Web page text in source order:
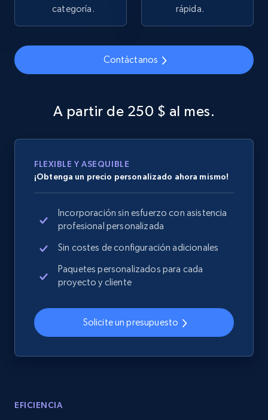
Sku, Product id, Product name, Manufacturer,
Home Depot US - Discover products by
and more.
specified UPC
Sku, Product id, Product name, Manufacturer,
and more.
Home Depot US - Discovery products by
categoría.
rápida.
Contáctanos
A partir de 250 $ al mes.
FLEXIBLE Y ASEQUIBLE
¡Obtenga un precio personalizado ahora mismo!
Incorporación sin esfuerzo con asistencia
profesional personalizada
Sin costes de configuración adicionales
Paquetes personalizados para cada
proyecto y cliente
Solicite un presupuesto
EFICIENCIA